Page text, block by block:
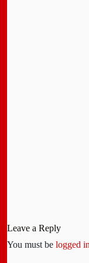
Leave a Reply
You must be logged in